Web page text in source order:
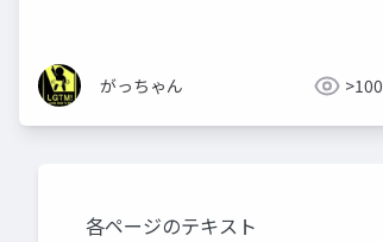
がっちゃん >100
各ページのテキスト